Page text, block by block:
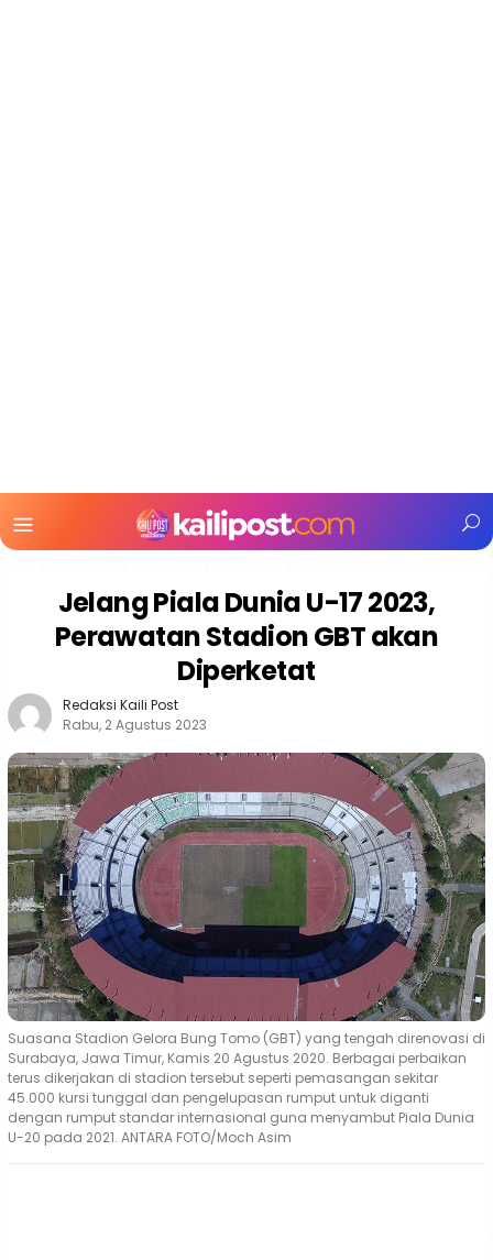
Mobile
Jelang Piala Dunia U-17 2023,
Perawatan Stadion GBT akan
Diperketat
Redaksi Kaili Post
Rabu, 2 Agustus 2023
Suasana Stadion Gelora Bung Tomo (GBT) yang tengah direnovasi di
Surabaya, Jawa Timur, Kamis 20 Agustus 2020. Berbagai perbaikan
terus dikerjakan di stadion tersebut seperti pemasangan sekitar
45.000 kursi tunggal dan pengelupasan rumput untuk diganti
dengan rumput standar internasional guna menyambut Piala Dunia
U-20 pada 2021. ANTARA FOTO/Moch Asim